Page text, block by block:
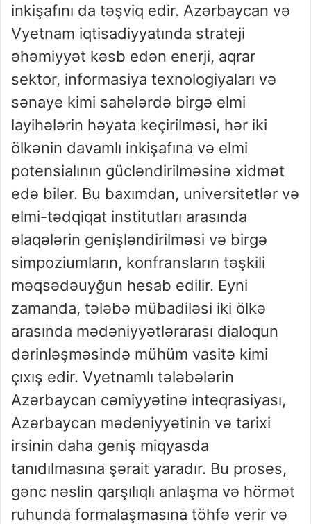
inkişafını da təşviq edir. Azərbaycan və
Vyetnam iqtisadiyyatında strateji
əhəmiyyət kəsb edən enerji, aqrar
sektor, informasiya texnologiyaları və
sənaye kimi sahələrdə birgə elmi
layihələrin həyata keçirilməsi, hər iki
ölkənin davamlı inkişafına və elmi
potensialının gücləndirilməsinə xidmət
edə bilər. Bu baxımdan, universitetlər və
elmi-tədqiqat institutları arasında
əlaqələrin genişləndirilməsi və birgə
simpoziumların, konfransların təşkili
məqsədəuyğun hesab edilir. Eyni
zamanda, tələbə mübadiləsi iki ölkə
arasında mədəniyyətlərarası dialoqun
dərinləşməsində mühüm vasitə kimi
çıxış edir. Vyetnamlı tələbələrin
Azərbaycan cəmiyyətinə inteqrasiyası,
Azərbaycan mədəniyyətinin və tarixi
irsinin daha geniş miqyasda
tanıdılmasına şərait yaradır. Bu proses,
gənc nəslin qarşılıqlı anlaşma və hörmət
ruhunda formalaşmasına töhfə verir və